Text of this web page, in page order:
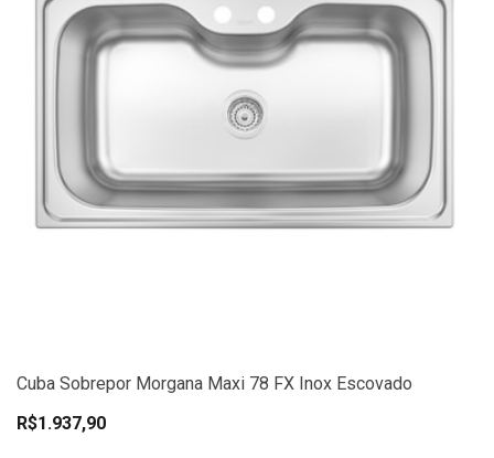
Cuba Sobrepor Morgana Maxi 78 FX Inox Escovado
R$1.937,90